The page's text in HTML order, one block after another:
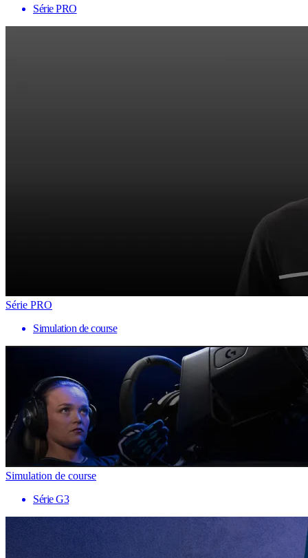
Série PRO
Série PRO
Simulation de course
Simulation de course
Série G3